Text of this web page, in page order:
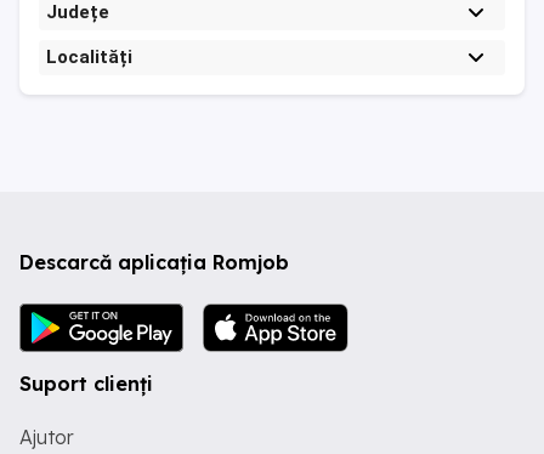
Județe
Localități
Descarcă aplicația Romjob
Suport clienți
Ajutor